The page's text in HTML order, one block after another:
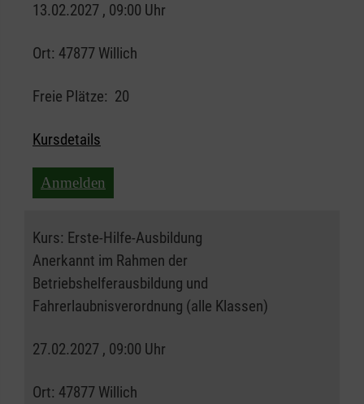
13.02.2027 , 09:00 Uhr
Ort: 47877 Willich
Freie Plätze: 20
Kursdetails
Anmelden
Kurs: Erste-Hilfe-Ausbildung
Anerkannt im Rahmen der
Betriebshelferausbildung und
Fahrerlaubnisverordnung (alle Klassen)
27.02.2027 , 09:00 Uhr
Ort: 47877 Willich